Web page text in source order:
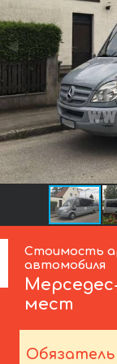
Стоимость
автомобиля
мест